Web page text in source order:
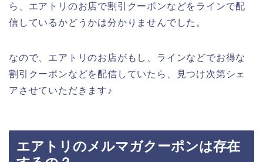
ら、エアトリのお店で割引クーポンなどをラインで配
信しているかどうかは分かりませんでした。
なので、エアトリのお店がもし、ラインなどでお得な
割引クーポンなどを配信していたら、見つけ次第シェ
アさせていただきます♪
エアトリのメルマガクーポンは存在